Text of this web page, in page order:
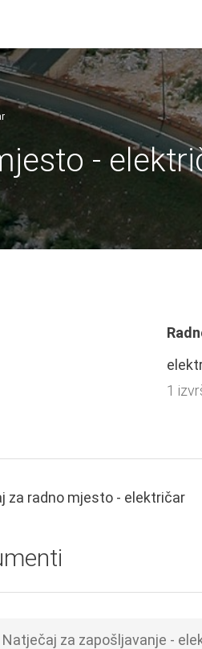
-
1
za radno mjesto - električar
Natječaj za zapošljavanje -